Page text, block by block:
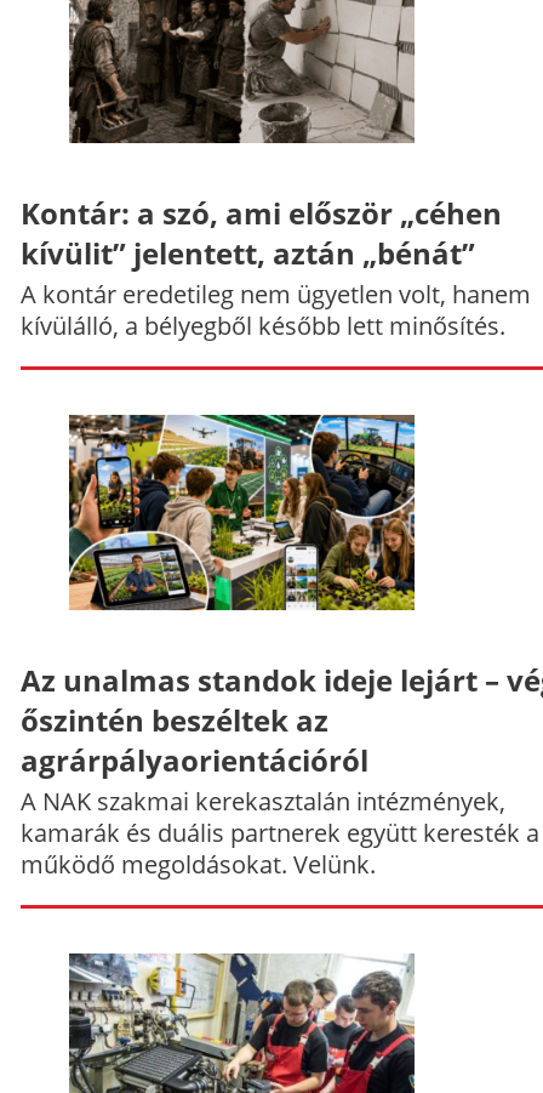
Kontár: a szó, ami először „céhen
kívülit” jelentett, aztán „bénát”
A kontár eredetileg nem ügyetlen volt, hanem
kívülálló, a bélyegből később lett minősítés.
Az unalmas standok ideje lejárt –
őszintén beszéltek az
agrárpályaorientációról
A NAK szakmai kerekasztalán intézmények,
kamarák és duális partnerek együtt keresték a
működő megoldásokat. Velünk.